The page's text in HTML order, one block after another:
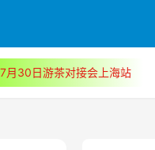
7月30日游茶对接会上海站